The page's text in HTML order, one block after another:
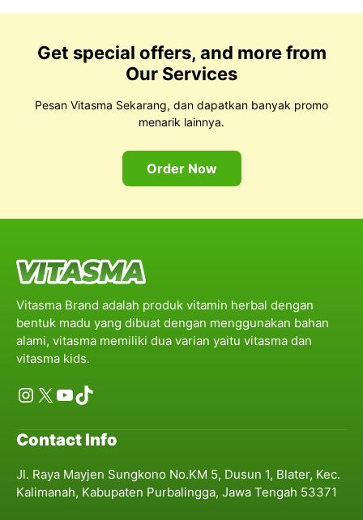
Get special offers, and more from
Our Services
Pesan Vitasma Sekarang, dan dapatkan banyak promo
menarik lainnya.
Order Now
Vitasma Brand adalah produk vitamin herbal dengan
bentuk madu yang dibuat dengan menggunakan bahan
alami, vitasma memiliki dua varian yaitu vitasma dan
vitasma kids.
Instagram
X YouTube
TikTok
Contact Info
Jl. Raya Mayjen Sungkono No.KM 5, Dusun 1, Blater, Kec.
Kalimanah, Kabupaten Purbalingga, Jawa Tengah 53371